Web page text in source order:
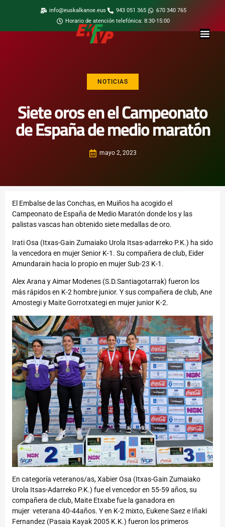
info@euskalkanoe.eus 943 051 365
670 340 765
Horario de atención telefónica: 8:30-15:00
NOTICIAS
Siete oros en el Campeonato
de España de medio maratón
mayo 2, 2023
El Embalse de las Conchas, en Muiños ha acogido el
Campeonato de España de Medio Maratón donde los y las
palistas vascas han obtenido siete medallas de oro.
Irati Osa (Itxas-Gain Zumaiako Urola Itsas-adarreko P.K.) ha sido
la vencedora en mujer Senior K-1. Su compañera de club, Eider
Amundarain hacia lo propio en mujer Sub-23 K-1.
Alex Arana y Aimar Modenes (S.D.Santiagotarrak) fueron los
más rápidos en K-2 hombre junior. Y sus compañera de club, Ane
Amostegi y Maite Gorrotxategi en mujer junior K-2.
En categoría veteranos/as, Xabier Osa (Itxas-Gain Zumaiako
Urola Itsas-Adarreko P.K.) fue el vencedor en 55-59 años, su
compañera de club, Maite Etxabe fue la ganadora en
mujer veterana 40-44años. Y en K-2 mixto, Eukene Saez e Iñaki
Fernandez (Pasaia Kayak 2005 K.K.) fueron los primeros